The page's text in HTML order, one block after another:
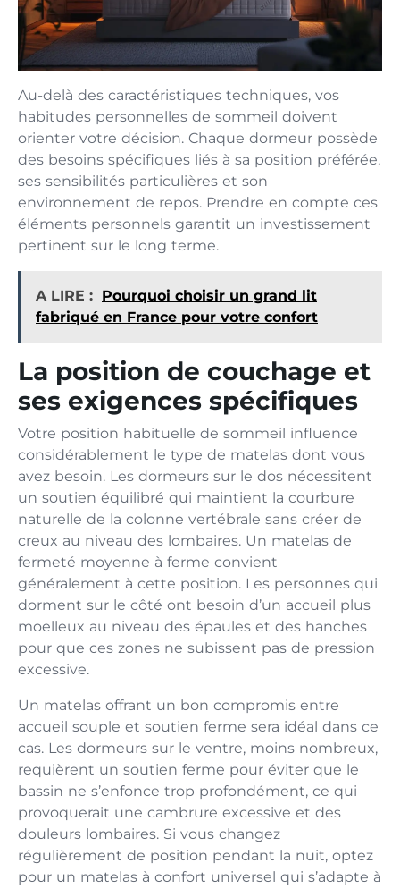
Au-delà des caractéristiques techniques, vos
habitudes personnelles de sommeil doivent
orienter votre décision. Chaque dormeur possède
des besoins spécifiques liés à sa position préférée,
ses sensibilités particulières et son
environnement de repos. Prendre en compte ces
éléments personnels garantit un investissement
pertinent sur le long terme.
A LIRE : Pourquoi choisir un grand lit
fabriqué en France pour votre confort
La position de couchage et
ses exigences spécifiques
Votre position habituelle de sommeil influence
considérablement le type de matelas dont vous
avez besoin. Les dormeurs sur le dos nécessitent
un soutien équilibré qui maintient la courbure
naturelle de la colonne vertébrale sans créer de
creux au niveau des lombaires. Un matelas de
fermeté moyenne à ferme convient
généralement à cette position. Les personnes qui
dorment sur le côté ont besoin d’un accueil plus
moelleux au niveau des épaules et des hanches
pour que ces zones ne subissent pas de pression
excessive.
Un matelas offrant un bon compromis entre
accueil souple et soutien ferme sera idéal dans ce
cas. Les dormeurs sur le ventre, moins nombreux,
requièrent un soutien ferme pour éviter que le
bassin ne s’enfonce trop profondément, ce qui
provoquerait une cambrure excessive et des
douleurs lombaires. Si vous changez
régulièrement de position pendant la nuit, optez
pour un matelas à confort universel qui s’adapte à